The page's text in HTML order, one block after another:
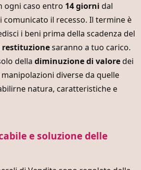
ogni caso entro 14 giorni dal
comunicato il recesso. Il termine è
i beni prima della scadenza del
restituzionesaranno a tuo carico.
della diminuzione di valoredei
diverse da quelle
natura, caratteristiche e
e soluzione delle